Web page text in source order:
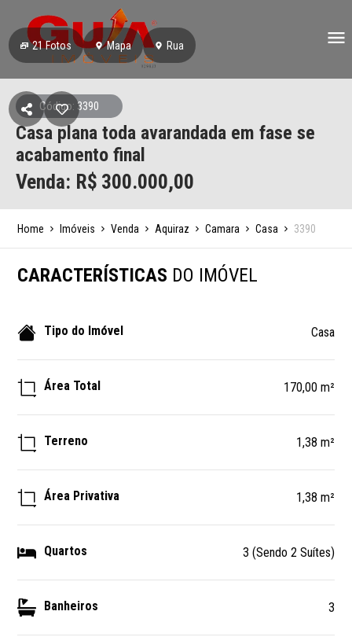
21Fotos Mapa Rua
Código: 3390
Casa plana toda avarandada em fase se
acabamento final
Venda: R$ 300.000,00
Home Imóveis Venda Aquiraz Camara Casa 3390
CARACTERÍSTICAS DO IMÓVEL
Tipo do Imóvel Casa
Área Total 170,00 m²
Terreno 1,38 m²
Área Privativa 1,38 m²
Quartos 3 (Sendo 2 Suítes)
Banheiros 3